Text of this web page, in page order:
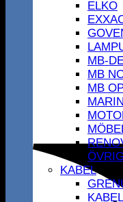
ELKO
MB-
MB
MB
KABEL